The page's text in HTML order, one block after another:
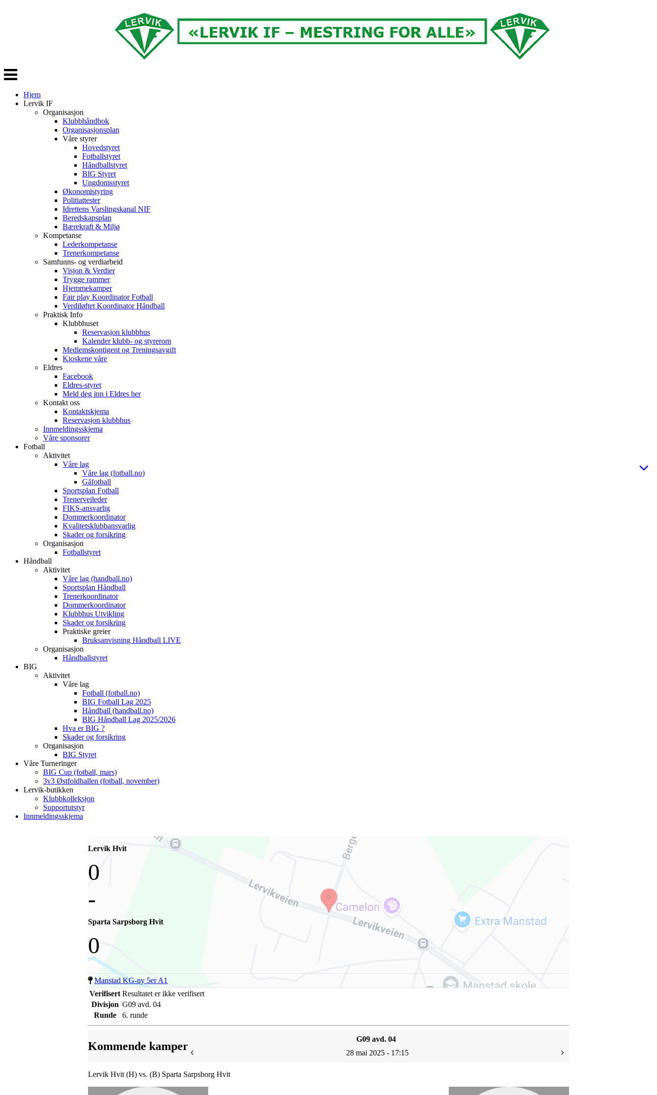
Veksle
navigasjon
Hjem
Lervik IF
Organisasjon
Klubbhåndbok
Organisasjonsplan
Våre styrer
Hovedstyret
Fotballstyret
Håndballstyret
BIG Styret
Ungdomsstyret
Økonomistyring
Politiattester
Idrettens Varslingskanal NIF
Beredskapsplan
Bærekraft & Miljø
Kompetanse
Lederkompetanse
Trenerkompetanse
Samfunns- og verdiarbeid
Visjon & Verdier
Trygge rammer
Hjemmekamper
Fair play Koordinator Fotball
Verdiløftet Koordinator Håndball
Praktisk Info
Klubbhuset
Reservasjon klubbhus
Kalender klubb- og styrerom
Medlemskontigent og Treningsavgift
Kioskene våre
Eldres
Facebook
Eldres-styret
Meld deg inn i Eldres her
Kontakt oss
Kontaktskjema
Reservasjon klubbhus
Innmeldingsskjema
Våre sponsorer
Fotball
Aktivitet
Våre lag
Våre lag (fotball.no)
Gåfotball
Sportsplan Fotball
Trenerveileder
FIKS-ansvarlig
Dommerkoordinator
Kvalitetsklubbansvarlig
Skader og forsikring
Organisasjon
Fotballstyret
Håndball
Aktivitet
Våre lag (handball.no)
Sportsplan Håndball
Trenerkoordinator
Dommerkoordinator
Klubbhus Utvikling
Skader og forsikring
Praktiske greier
Bruksanvisning Håndball LIVE
Organisasjon
Håndballstyret
BIG
Aktivitet
Våre lag
Fotball (fotball.no)
BIG Fotball Lag 2025
Håndball (handball.no)
BIG Håndball Lag 2025/2026
Hva er BIG ?
Skader og forsikring
Organisasjon
BIG Styret
Våre Turneringer
BIG Cup (fotball, mars)
3v3 Østfoldhallen (fotball, november)
Lervik-butikken
Klubbkolleksjon
Supportutstyr
Innmeldingsskjema
Lervik Hvit
0
-
Sparta Sarpsborg Hvit
0
Manstad KG-ny 5er A1
Verifisert Resultatet er ikke verifisert
Divisjon G09 avd. 04
Runde
6. runde
Kommende kamper
G09 avd. 04
28 mai 2025 - 17:15
Lervik Hvit (H) vs. (B) Sparta Sarpsborg Hvit